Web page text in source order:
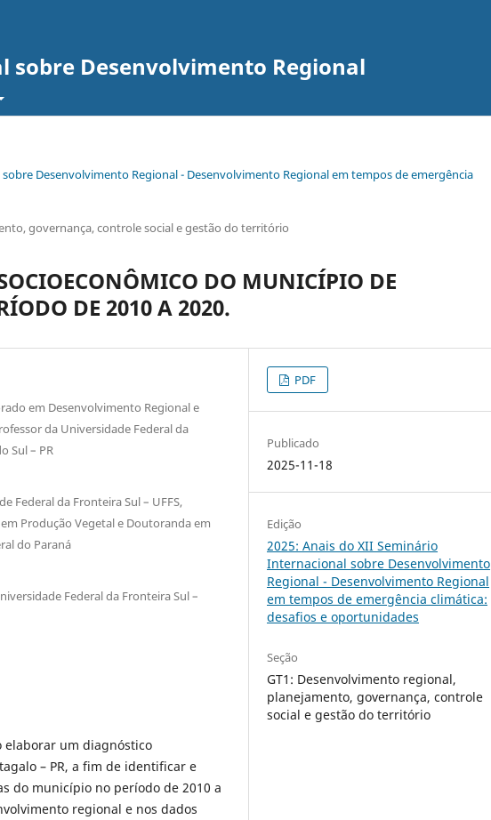
Desenvolvimento Regional
Desenvolvimento Regional - Desenvolvimento Regional em tempos de emergência
governança, controle social e gestão do território
DO MUNICÍPIO DE
DE 2010 A 2020.
em Desenvolvimento Regional e
da Universidade Federal da
Sul – PR
Federal da Fronteira Sul – UFFS,
Produção Vegetal e Doutoranda em
do Paraná
Federal da Fronteira Sul –
elaborar um diagnóstico
– PR, a fim de identificar e
do município no período de 2010 a
regional e nos dados
PDF
Publicado
2025-11-18
Edição
2025: Anais do XII Seminário
Internacional sobre Desenvolvimento
Regional - Desenvolvimento Regional
em tempos de emergência climática:
desafios e oportunidades
Seção
GT1: Desenvolvimento regional,
planejamento, governança, controle
social e gestão do território